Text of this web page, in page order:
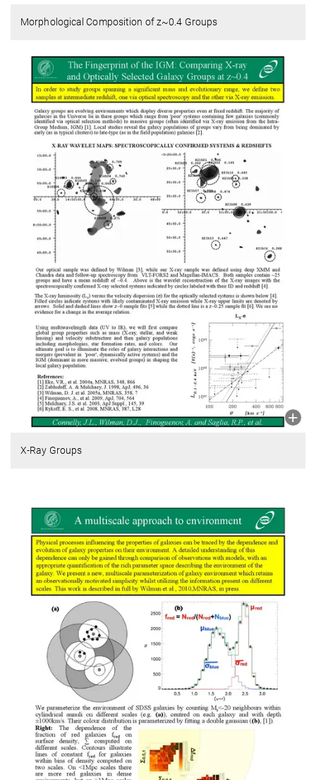
Morphological Composition of z~0.4 Groups
X-Ray Groups